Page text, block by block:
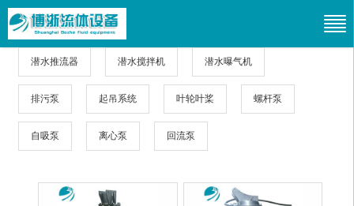
潜水推流器 潜水搅拌机 潜水曝气机
排污泵 起吊系统 叶轮叶桨 螺杆泵
自吸泵 离心泵 回流泵